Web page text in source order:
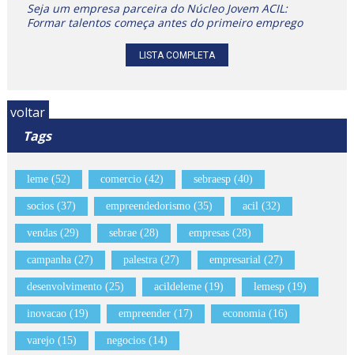
Seja um empresa parceira do Núcleo Jovem ACIL:
Formar talentos começa antes do primeiro emprego
LISTA COMPLETA
voltar
Tags
leme (52) comercio (42) sebraesp (40)
socios (37) empreendedorismo (35) acil (32)
vendas (29) sebrae (28) empresas (28)
campanha (27) palestra (27) empresarial (27)
desenvolvimento (25) acildeleme (19) lemesp (19)
inovacao (19) empreender (17) economia (16)
varejo (15) negocios (14)